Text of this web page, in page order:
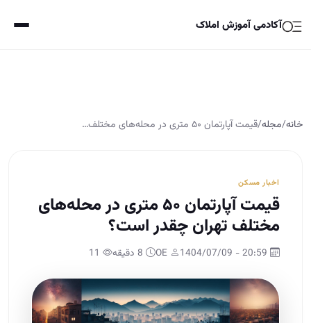
آکادمی آموزش املاک
خانه/مجله/قیمت آپارتمان ۵۰ متری در محله‌های مختلف…
اخبار مسکن
قیمت آپارتمان ۵۰ متری در محله‌های
مختلف تهران چقدر است؟